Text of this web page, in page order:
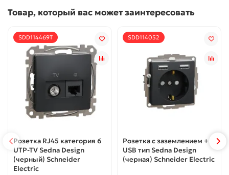
Товар, который вас может заинтересовать
SDD114469T
Розетка RJ45 категория 6
UTP-TV Sedna Design
(черный) Schneider
Electric
SDD114052
Розетка с заземлением + 2
USB тип Sedna Design
(черная) Schneider Electric